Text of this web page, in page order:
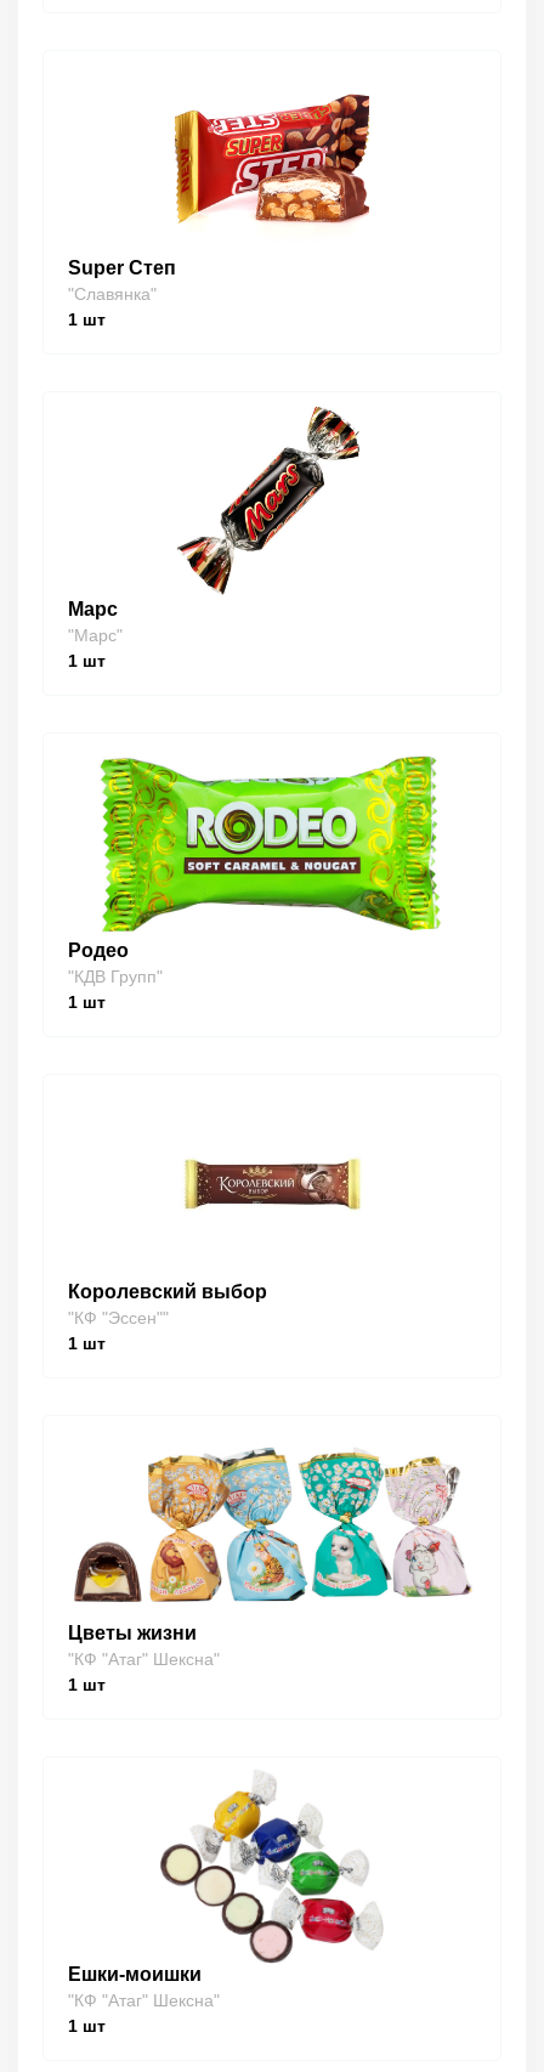
Super Степ
"Славянка"
1 шт
Марс
"Марс"
1 шт
Родео
"КДВ Групп"
1 шт
Королевский выбор
"КФ "Эссен""
1 шт
Цветы жизни
"КФ "Атаг" Шексна"
1 шт
Ешки-моишки
"КФ "Атаг" Шексна"
1 шт